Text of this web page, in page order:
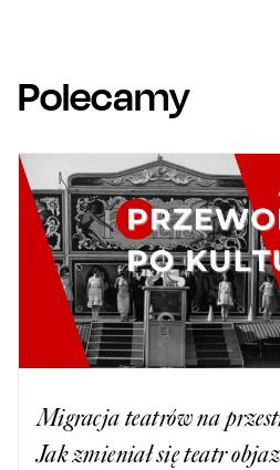
Polecamy
Migracja teatrów na
Jak zmieniał się teatr